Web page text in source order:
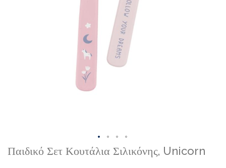
Παιδικό Σετ Κουτάλια Σιλικόνης, Unicorn
Skip